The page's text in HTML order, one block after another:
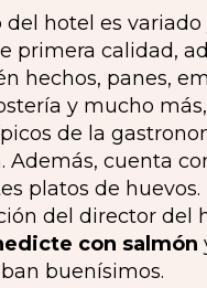
del hotel es variado
primera calidad,
hechos, panes,
y mucho
de la
Además, cuenta
platos de huevos.
del director del
con salmón
buenísimos.